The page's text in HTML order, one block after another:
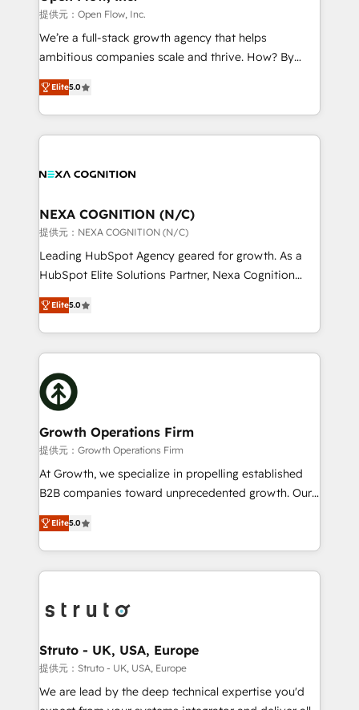
built to scale.
finserv/fintech, IT managed services, transportation
& logistics, energy/solar, staffing and recruiting,
media, healthcare and government contractors. Our
Technical Solutions, Enablement Solutions, Digital
Solutions and Growth Solutions. As a fully
提供元：Open Flow, Inc.
We’re a full-stack growth agency that helps
ambitious companies scale and thrive. How? By
upgrading and streamlining every single revenue-
generating aspect of your business. We’re proud
HubSpot Elite Solutions Partners and devout CRM
nerds who can harness HubSpot’s custom digital
experience. Working hand-in-hand with your team,
traffic, generates better leads and crushes your
revenue goals. We've worked with thousands of
HubSpot customers and we'd love to work with you
too! Clients come to us for: Advanced CRM solutions
HubSpot Data System Migrations between systems
to HubSpot New lead generation strategies Time-
website development Award-winning creative
design We live and breathe HubSpot and are ready
Elite5.0
NEXA COGNITION (N/C)
提供元：NEXA COGNITION (N/C)
Leading HubSpot Agency geared for growth. As a
HubSpot Elite Solutions Partner, Nexa Cognition
ranks in the top 1% of global HubSpot Partners and
has been one of the longest-standing partners since
2012. We empower businesses to harness the full
potential of HubSpot by combining strategic
insights with technical excellence, we deliver
bespoke HubSpot solutions tailored to drive
measurable growth and operational efficiency. Why
Choose Nexa Cognition? 🚀 HubSpot Expertise: Our
certified team specialises in CRM implementation,
marketing automation, and revenue operations. 🤝
Custom Solutions: From onboarding and
HubSpot with your business needs. 🌟 Proven
Results: We’ve helped businesses of all sizes
Packages: Choose ongoing support or project-based
solutions. We offer service packages designed to fit
Elite5.0
Growth Operations Firm
提供元：Growth Operations Firm
At Growth, we specialize in propelling established
B2B companies toward unprecedented growth. Our
focus is on fine-tuning and enhancing your growth,
sales, and marketing operations. Unlike conventional
marketing agencies, we dive deep into the
operational aspects of your business, ensuring that
functioning optimally. With our expertise in leading
wealth of knowledge and experience to the table.
Our strategies are tailored to your business's unique
needs, ensuring a personalized approach that aligns
with your growth objectives.
Elite5.0
Struto - UK, USA, Europe
提供元：Struto - UK, USA, Europe
We are lead by the deep technical expertise you'd